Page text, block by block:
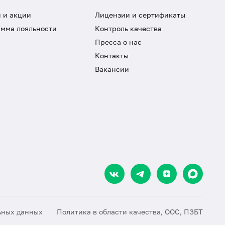
и акции
лояльности
Лицензии и сертификаты
Контроль качества
Пресса о нас
Контакты
Вакансии
данных Политика в области качества, ООС, ПЗБТ